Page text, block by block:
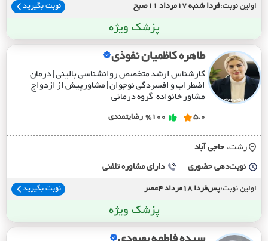
اولین نوبت:فردا شنبه 17مرداد 11صبح نوبت بگیرید
پزشک ویژه
طاهره کاظمیان نفوذی
کارشناس ارشد متخصص روانشناسی بالینی | درمان
اضطراب و افسردگی نوجوان | مشاورپیش از ازدواج |
مشاور خانواده |گروه درمانی
5.0
%100 رضایتمندی
رشت، حاجي آباد
نوبت‌دهی حضوری دارای مشاوره تلفنی
اولین نوبت:پس‌فردا 18مرداد 4عصر نوبت بگیرید
پزشک ویژه